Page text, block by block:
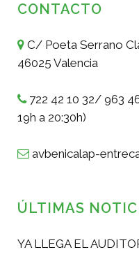
CONTACTO
C/ Poeta Serrano
46025 Valencia
722 42 10 32/ 963
19h a 20:30h)
avbenicalap-
ÚLTIMAS
YA LLEGA EL